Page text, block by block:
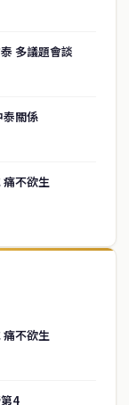
多議題會談
泰關係
不欲生
不欲生
4
新聞媒體，致力於